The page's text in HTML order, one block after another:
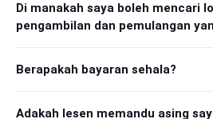
Di manakah saya boleh mencari
pengambilan dan pemulangan
Berapakah bayaran sehala?
Adakah lesen memandu asing